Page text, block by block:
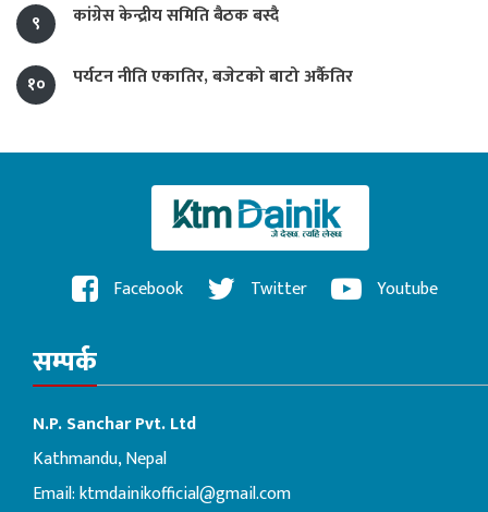
९
कांग्रेस केन्द्रीय समिति बैठक बस्दै
१० पर्यटन नीति एकातिर, बजेटको बाटो अर्कैतिर
Facebook Twitter Youtube
सम्पर्क
N.P. Sanchar Pvt. Ltd
Kathmandu, Nepal
Email:ktmdainikofficial@gmail.com